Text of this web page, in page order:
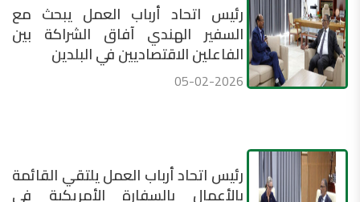
رئيس اتحاد أرباب العمل يبحث مع
السفير الهندي آفاق الشراكة بين
الفاعلين الاقتصاديين في البلدين
05-02-2026
رئيس اتحاد أرباب العمل يلتقي القائمة
بالأعمال بالسفارة الأمريكية في